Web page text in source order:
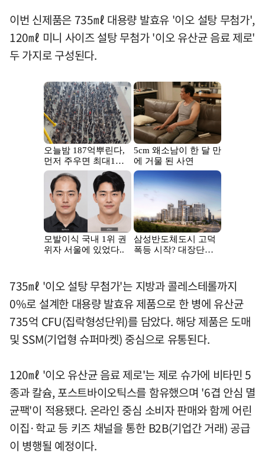
이번 신제품은 735㎖ 대용량 발효유 '이오 설탕 무첨가',
120㎖ 미니 사이즈 설탕 무첨가 '이오 유산균 음료 제로'
두 가지로 구성된다.
735㎖ '이오 설탕 무첨가'는 지방과 콜레스테롤까지
0%로 설계한 대용량 발효유 제품으로 한 병에 유산균
735억 CFU(집락형성단위)를 담았다. 해당 제품은 도매
및 SSM(기업형 슈퍼마켓) 중심으로 유통된다.
120㎖ '이오 유산균 음료 제로'는 제로 슈가에 비타민 5
종과 칼슘, 포스트바이오틱스를 함유했으며 '6겹 안심 멸
균팩'이 적용됐다. 온라인 중심 소비자 판매와 함께 어린
이집·학교 등 키즈 채널을 통한 B2B(기업간 거래) 공급
이 병행될 예정이다.